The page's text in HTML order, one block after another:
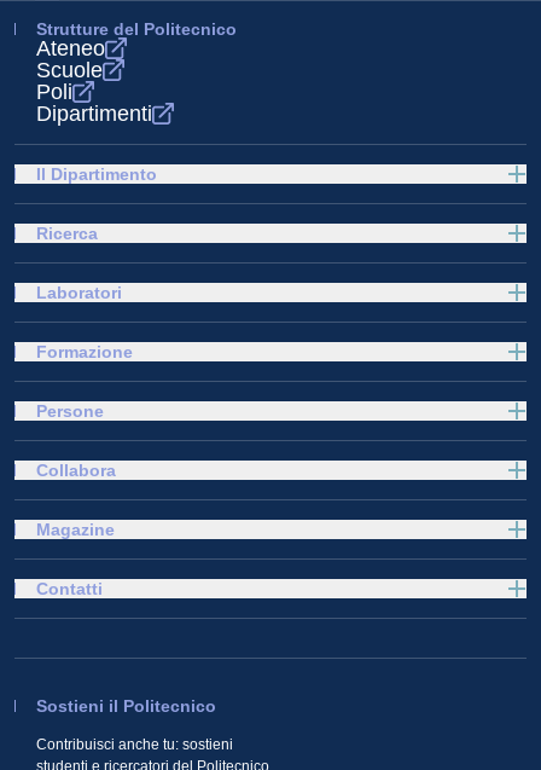
Strutture del Politecnico
Ateneo
Scuole
Poli
Dipartimenti
Il Dipartimento
Ricerca
Laboratori
Formazione
Persone
Collabora
Magazine
Sostieni il Politecnico
Contribuisci anche tu: sostieni
studenti e ricercatori del Politecnico
Contatti